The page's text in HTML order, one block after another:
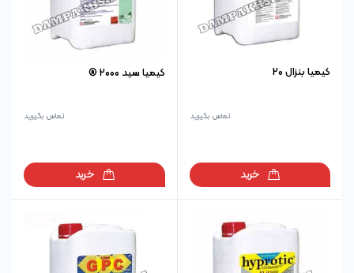
کیمیا بنزال 20
تماس بگیرید
خرید
کیمیا سید 2000 ®
تماس بگیرید
خرید